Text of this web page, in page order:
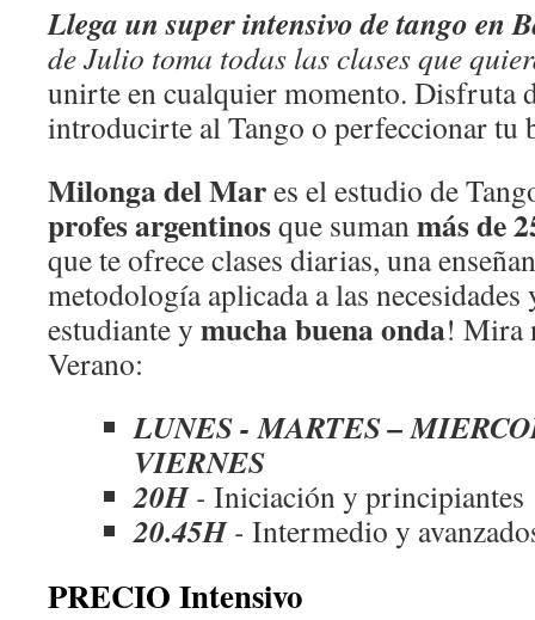
Llega un super intensivo de tango en
de Julio toma todas las clases que
unirte en cualquier momento. Disfruta
introducirte al Tango o perfeccionar tu
Milonga del Mares el estudio de
profes argentinosque sumanmás de
que te ofrece clases diarias, una
metodología aplicada a las
estudiante y mucha buena onda! Mira
Verano:
LUNES - MARTES –
VIERNES
20H- Iniciación y principiantes
20.45H- Intermedio y
PRECIO Intensivo